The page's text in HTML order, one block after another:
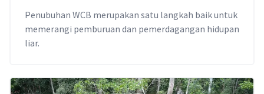
Penubuhan WCB merupakan satu langkah baik untuk
memerangi pemburuan dan pemerdagangan hidupan
liar.